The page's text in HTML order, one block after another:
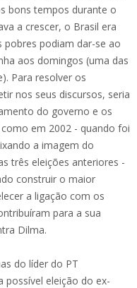
bons tempos durante o
a crescer, o Brasil era
podiam dar-se ao
aos domingos (uma das
Para resolver os
nos seus discursos, seria
do governo e os
em 2002 - quando foi
a imagem do
três eleições anteriores -
construir o maior
a ligação com os
para a sua
Dilma.
do líder do PT
possível eleição do ex-